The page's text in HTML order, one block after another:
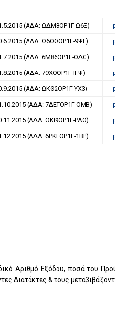
(ΑΔΑ: ΩΔΜ8ΟΡ1Γ-Ω6Ξ)
(ΑΔΑ: Ω6ΘΟΟΡ1Γ-9ΨΕ)
(ΑΔΑ: 6Μ86ΟΡ1Γ-ΟΔΘ)
(ΑΔΑ: 79ΧΟΟΡ1Γ-ΙΓΨ)
(ΑΔΑ: ΩΚΘ2ΟΡ1Γ-ΥΧ3)
(ΑΔΑ: 7ΔΕΤΟΡ1Γ-ΟΜΒ)
(ΑΔΑ: ΩΚΙ9ΟΡ1Γ-ΡΑΩ)
(ΑΔΑ: 6ΡΚΓΟΡ1Γ-1ΒΡ)
Αριθμό Εξόδου, ποσά του
Διατάκτες & τους